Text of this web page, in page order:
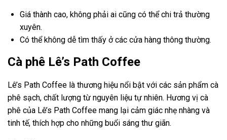
Giá thành cao, không phải ai cũng có thể chi trả thường
xuyên.
Có thể không dễ tìm thấy ở các cửa hàng thông thường.
Cà phê Lê’s Path Coffee
Lê’s Path Coffee là thương hiệu nổi bật với các sản phẩm cà
phê sạch, chất lượng từ nguyên liệu tự nhiên. Hương vị cà
phê của Lê’s Path Coffee mang lại cảm giác nhẹ nhàng và
tinh tế, thích hợp cho những buổi sáng thư giãn.